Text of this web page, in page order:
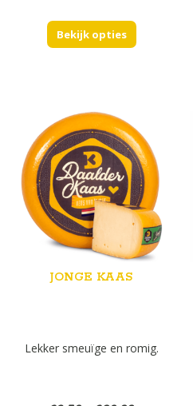
tot
Bekijk opties
JONGE KAAS
Lekker smeuïge en romig.